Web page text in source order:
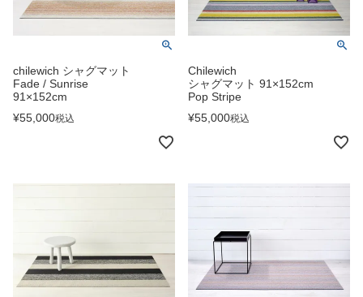
chilewich シャグマット
Fade / Sunrise
91×152cm
¥55,000税込
Chilewich
シャグマット 91×152cm
Pop Stripe
¥55,000税込